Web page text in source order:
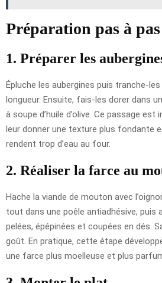
Préparation pas à pas
1. Préparer les
Épluche les aubergines puis tranche-
longueur. Ensuite, fais-les dorer dans
à soupe d’huile d’olive. Ce passage
leur donner une texture plus fondante
rendent trop d’eau au four.
2. Réaliser la farce au
Hache la viande de mouton avec
tout dans une poêle antiadhésive, puis
pelées, épépinées et coupées en dés.
goût. En pratique, cette étape
une farce plus moelleuse et plus